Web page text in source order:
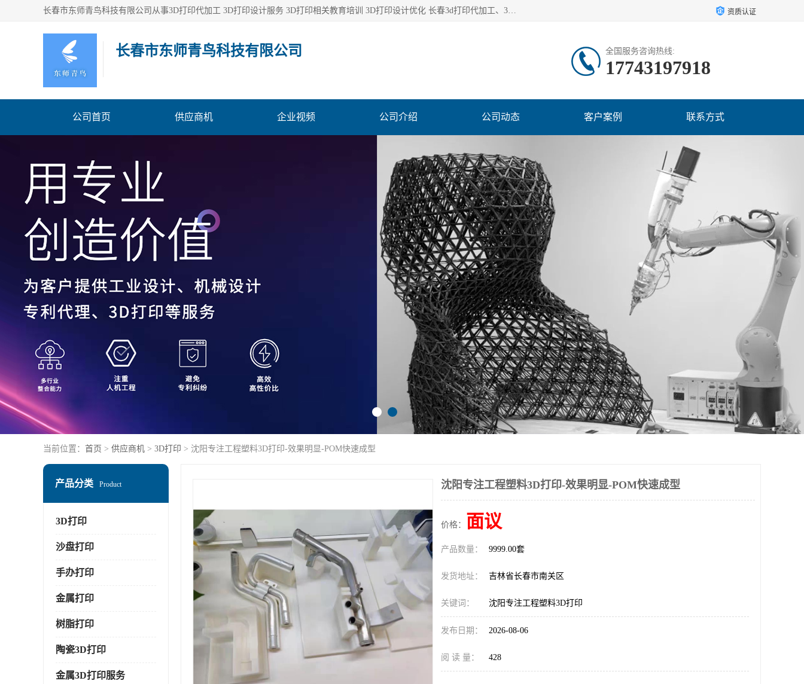
长春市东师青鸟科技有限公司从事3D打印代加工 3D打印设计服务 3D打印相关教育培训 3D打印设计优化 长春3d打印代加工、3D打印代加工及设计服务、3D打印相关教育培训、专利代理及优化、3D打印上下游技术服务，深耕工业设计、机械设计、3D打印多年年，拥有多项技术，辅助数十位客户完成自己的发明及实用新型专利。 资质认证
长春市东师青鸟科技有限公司 全国服务咨询热线:
17743197918
公司首页 供应商机 企业视频 公司介绍 公司动态 客户案例 联系方式
当前位置： 首页 > 供应商机 > 3D打印 > 沈阳专注工程塑料3D打印-效果明显-POM快速成型
产品分类 Product
3D打印
沙盘打印
手办打印
金属打印
树脂打印
陶瓷3D打印
金属3D打印服务
沈阳专注工程塑料3D打印-效果明显-POM快速成型
价格： 面议
产品数量： 9999.00套
发货地址： 吉林省长春市南关区
关键词： 沈阳专注工程塑料3D打印
发布日期： 2026-08-06
阅 读 量： 428